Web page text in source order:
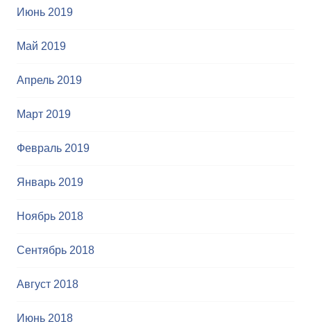
Июнь 2019
Май 2019
Апрель 2019
Март 2019
Февраль 2019
Январь 2019
Ноябрь 2018
Сентябрь 2018
Август 2018
Июнь 2018